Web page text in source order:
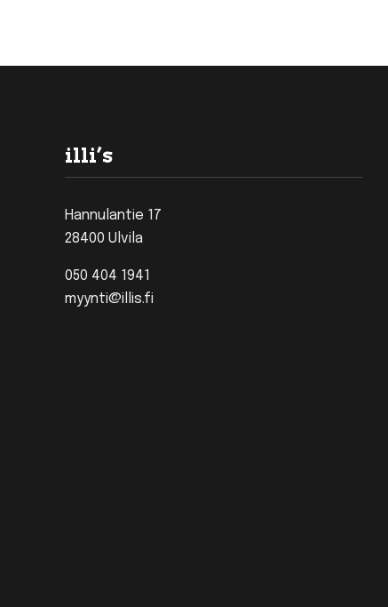
illi’s
Hannulantie 17
28400 Ulvila
050 404 1941
myynti@illis.fi